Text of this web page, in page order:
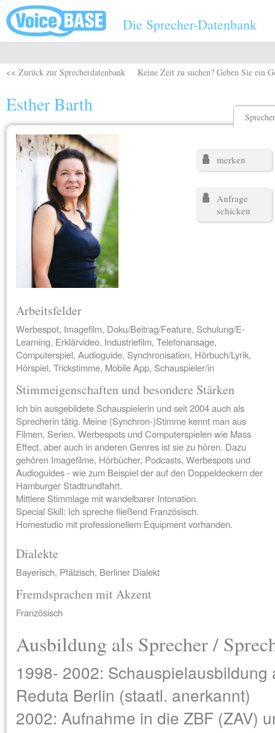
Direkt zum Inhalt
Die Sprecher-Datenbank
<< Zurück zur Sprecherdatenbank Keine Zeit zu suchen? Geben Sie ein
Esther Barth
merken
Anfrage
schicken
Arbeitsfelder
Werbespot, Imagefilm, Doku/Beitrag/Feature, Schulung/E-
Learning, Erklärvideo, Industriefilm, Telefonansage,
Computerspiel, Audioguide, Synchronisation, Hörbuch/Lyrik,
Hörspiel, Trickstimme, Mobile App, Schauspieler/in
Stimmeigenschaften und besondere Stärken
Ich bin ausgebildete Schauspielerin und seit 2004 auch als
Sprecherin tätig. Meine (Synchron-)Stimme kennt man aus
Filmen, Serien, Werbespots und Computerspielen wie Mass
Effect, aber auch in anderen Genres ist sie zu hören. Dazu
gehören Imagefilme, Hörbücher, Podcasts, Werbespots und
Audioguides - wie zum Beispiel der auf den Doppeldeckern der
Hamburger Stadtrundfahrt.
Mittlere Stimmlage mit wandelbarer Intonation.
Special Skill: Ich spreche fließend Französisch.
Homestudio mit professionellem Equipment vorhanden.
Dialekte
Bayerisch, Pfälzisch, Berliner Dialekt
Fremdsprachen mit Akzent
Französisch
Ausbildung als Sprecher /
1998- 2002:
Reduta Berlin (staatl. anerkannt)
2002: Aufnahme in die ZBF (ZAV)